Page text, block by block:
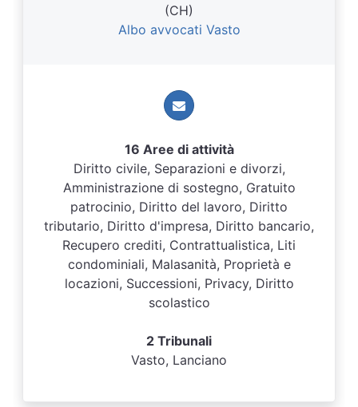
(CH)
Albo avvocati Vasto
16 Aree di attività
Diritto civile, Separazioni e divorzi,
Amministrazione di sostegno, Gratuito
patrocinio, Diritto del lavoro, Diritto
tributario, Diritto d'impresa, Diritto bancario,
Recupero crediti, Contrattualistica, Liti
condominiali, Malasanità, Proprietà e
locazioni, Successioni, Privacy, Diritto
scolastico
2 Tribunali
Vasto, Lanciano